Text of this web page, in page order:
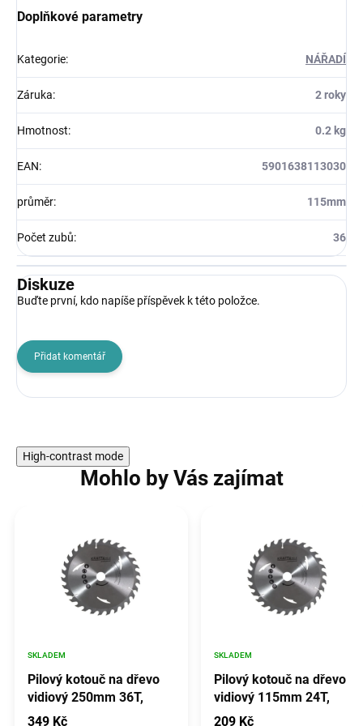
Doplňkové parametry
Kategorie: NÁŘADÍ
Záruka: 2 roky
Hmotnost: 0.2 kg
EAN: 5901638113030
průměr: 115mm
Počet zubů: 36
Diskuze
Buďte první, kdo napíše příspěvek k této položce.
Přidat komentář
High-contrast mode
Mohlo by Vás zajímat
Pilový kotouč na dřevo
vidiový 250mm 36T,
Kraft&Dele KD1035
SKLADEM
349 Kč
Pilový kotouč na dřevo
vidiový 115mm 24T,
Kraft&Dele KD1001
SKLADEM
209 Kč